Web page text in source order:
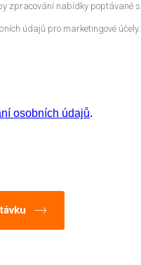
zpracování nabídky poptávané
údajů pro marketingové
osobních údajů.